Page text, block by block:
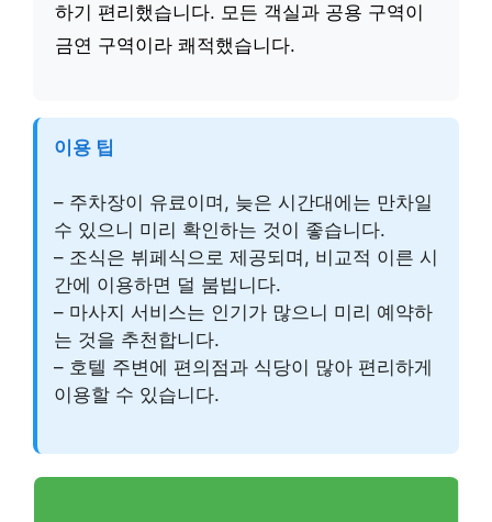
하기 편리했습니다. 모든 객실과 공용 구역이
금연 구역이라 쾌적했습니다.
이용 팁
– 주차장이 유료이며, 늦은 시간대에는 만차일
수 있으니 미리 확인하는 것이 좋습니다.
– 조식은 뷔페식으로 제공되며, 비교적 이른 시
간에 이용하면 덜 붐빕니다.
– 마사지 서비스는 인기가 많으니 미리 예약하
는 것을 추천합니다.
– 호텔 주변에 편의점과 식당이 많아 편리하게
이용할 수 있습니다.